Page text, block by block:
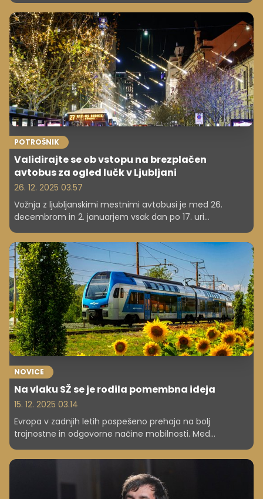
vam poslabšata motivacija in dobro počutje.
POTROŠNIK
Validirajte se ob vstopu na brezplačen
avtobus za ogled lučk v Ljubljani
26. 12. 2025 03.57
Vožnja z ljubljanskimi mestnimi avtobusi je med 26.
decembrom in 2. januarjem vsak dan po 17. uri
brezplačna. A kljub temu se morate validirati.
NOVICE
Na vlaku SŽ se je rodila pomembna ideja
15. 12. 2025 03.14
Evropa v zadnjih letih pospešeno prehaja na bolj
trajnostne in odgovorne načine mobilnosti. Med
državami, ki pri tem izstopajo, je tudi Slovenija, ki je s
projektom Sejemo sončno prihodnost požela izjemen
odziv in mednarodno priznanje.